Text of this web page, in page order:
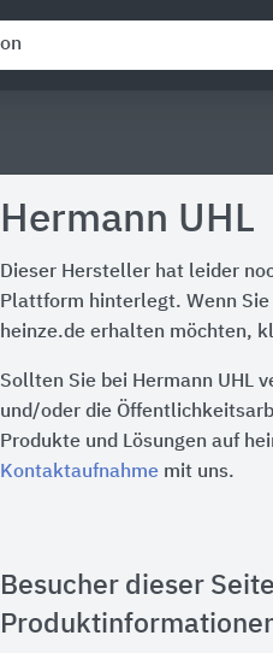
Hermann UHL
Dieser Hersteller hat leider
Plattform hinterlegt. Wenn
heinze.de erhalten möchten,
Sollten Sie bei Hermann UHL
und/oder die
Produkte und Lösungen auf
Kontaktaufnahme mit uns.
Besucher dieser